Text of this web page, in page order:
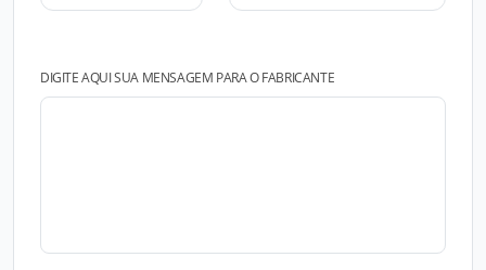
DIGITE AQUI SUA MENSAGEM PARA O FABRICANTE